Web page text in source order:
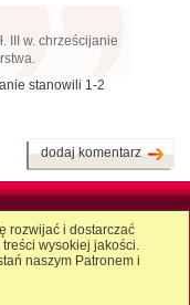
III w. chrześcijanie
stanowili 1-2
dodaj komentarz
rozwijać i dostarczać
wysokiej jakości.
naszym Patronem i